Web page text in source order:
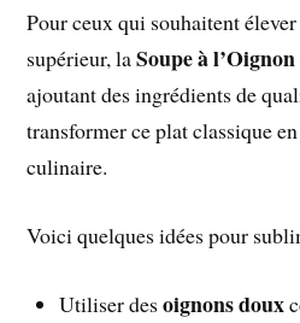
Pour ceux qui souhaitent
supérieur, laSoupe à
ajoutant des ingrédients de
transformer ce plat classique
culinaire.
Voici quelques idées pour
Utiliser desoignons doux